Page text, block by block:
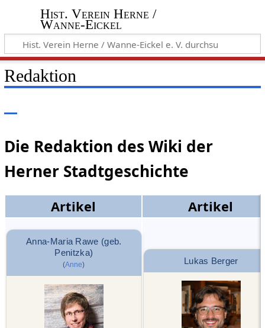
Hist. Verein Herne /
Wanne-Eickel
Redaktion
Die Redaktion des Wiki der
Herner Stadtgeschichte
Artikel Artikel
Anna-Maria Rawe (geb.
Penitzka)
(Anne) Lukas Berger